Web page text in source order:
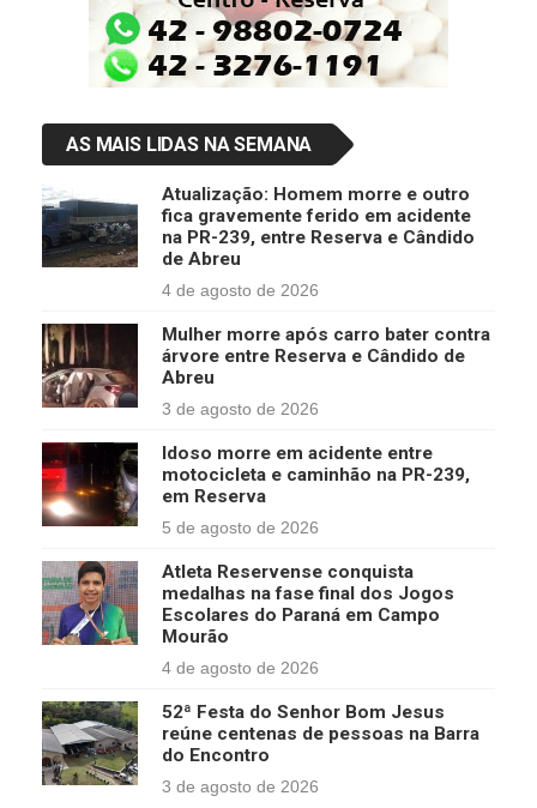
AS MAIS LIDAS NA SEMANA
Atualização: Homem morre e outro
fica gravemente ferido em acidente
na PR-239, entre Reserva e Cândido
de Abreu
4 de agosto de 2026
Mulher morre após carro bater contra
árvore entre Reserva e Cândido de
Abreu
3 de agosto de 2026
Idoso morre em acidente entre
motocicleta e caminhão na PR-239,
em Reserva
5 de agosto de 2026
Atleta Reservense conquista
medalhas na fase final dos Jogos
Escolares do Paraná em Campo
Mourão
4 de agosto de 2026
52ª Festa do Senhor Bom Jesus
reúne centenas de pessoas na Barra
do Encontro
3 de agosto de 2026